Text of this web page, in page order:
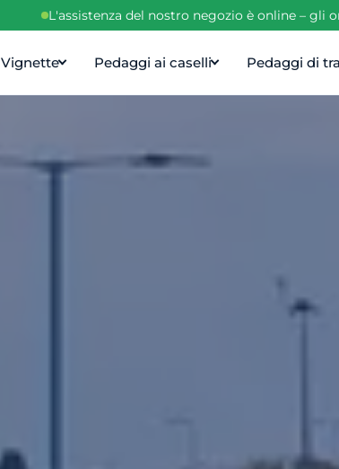
L'assistenza del nostro negozio è online –
Vignette Pedaggi ai caselli Pedaggi di